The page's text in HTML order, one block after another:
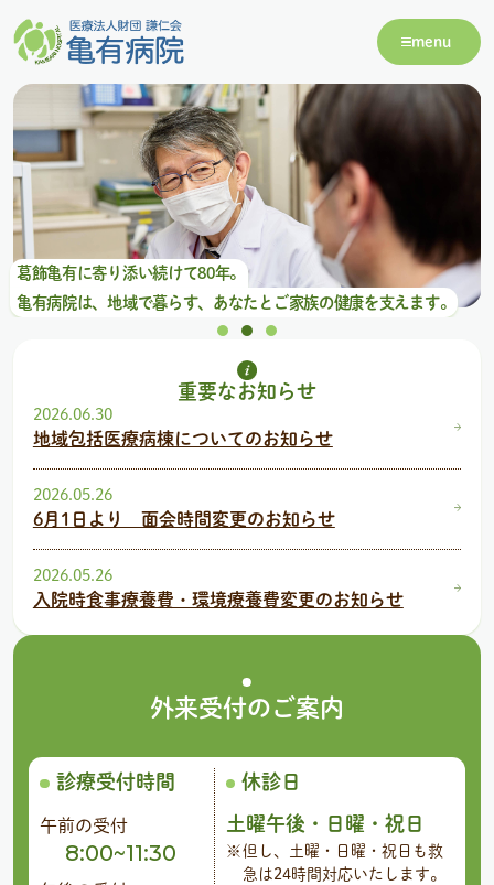
menu
葛飾亀有に寄り添い続けて80年。
亀有病院は、地域で暮らす、あなたとご家族の健康を支えます。
重要なお知らせ
2026.06.30
地域包括医療病棟についてのお知らせ
2026.05.26
6月1日より 面会時間変更のお知らせ
2026.05.26
入院時食事療養費・環境療養費変更のお知らせ
外来受付のご案内
診療受付時間
午前の受付
8:00~11:30
休診日
土曜午後・日曜・祝日
但し、土曜・日曜・祝日も救
急は24時間対応いたします。